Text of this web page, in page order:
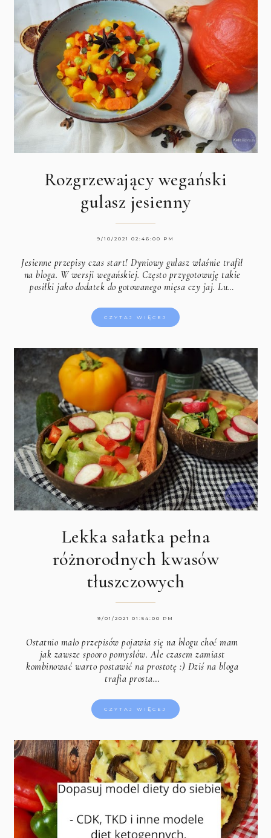
Rozgrzewający wegański
gulasz jesienny
9/10/2021 02:46:00 PM
Jesienne przepisy czas start! Dyniowy gulasz właśnie trafił
na bloga. W wersji wegańskiej. Często przygotowuję takie
posiłki jako dodatek do gotowanego mięsa czy jaj. Lu…
CZYTAJ WIĘCEJ
Lekka sałatka pełna
różnorodnych kwasów
tłuszczowych
9/01/2021 01:54:00 PM
Ostatnio mało przepisów pojawia się na blogu choć mam
jak zawsze spooro pomysłów. Ale czasem zamiast
kombinować warto postawić na prostotę :) Dziś na bloga
trafia prosta…
CZYTAJ WIĘCEJ